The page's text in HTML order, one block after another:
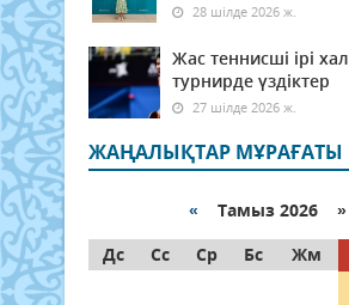
28 шілде 2026 ж.
Жас теннисші ірі
турнирде үздіктер
27 шілде 2026 ж.
ЖАҢАЛЫҚТАР МҰРАҒАТЫ
« Тамыз 2026 »
Дс
Сс Ср Бс Жм